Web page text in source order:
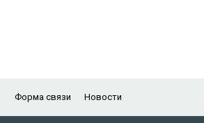
Форма связи Новости